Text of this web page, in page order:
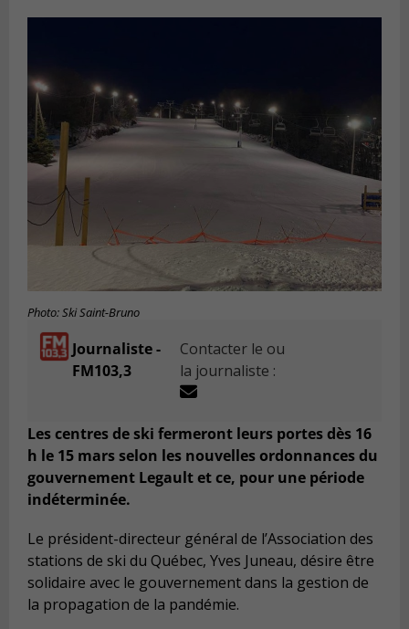
Photo: Ski Saint-Bruno
Journaliste -
FM103,3
Contacter le ou
la journaliste :
Les centres de ski fermeront leurs portes dès 16
h le 15 mars selon les nouvelles ordonnances du
gouvernement Legault et ce, pour une période
indéterminée.
Le président-directeur général de l’Association des
stations de ski du Québec, Yves Juneau, désire être
solidaire avec le gouvernement dans la gestion de
la propagation de la pandémie.